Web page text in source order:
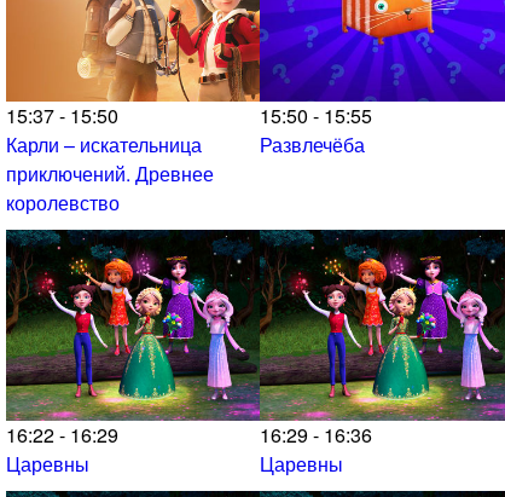
15:37 - 15:50
Карли – искательница
приключений. Древнее
королевство
15:50 - 15:55
Развлечёба
16:22 - 16:29
Царевны
16:29 - 16:36
Царевны